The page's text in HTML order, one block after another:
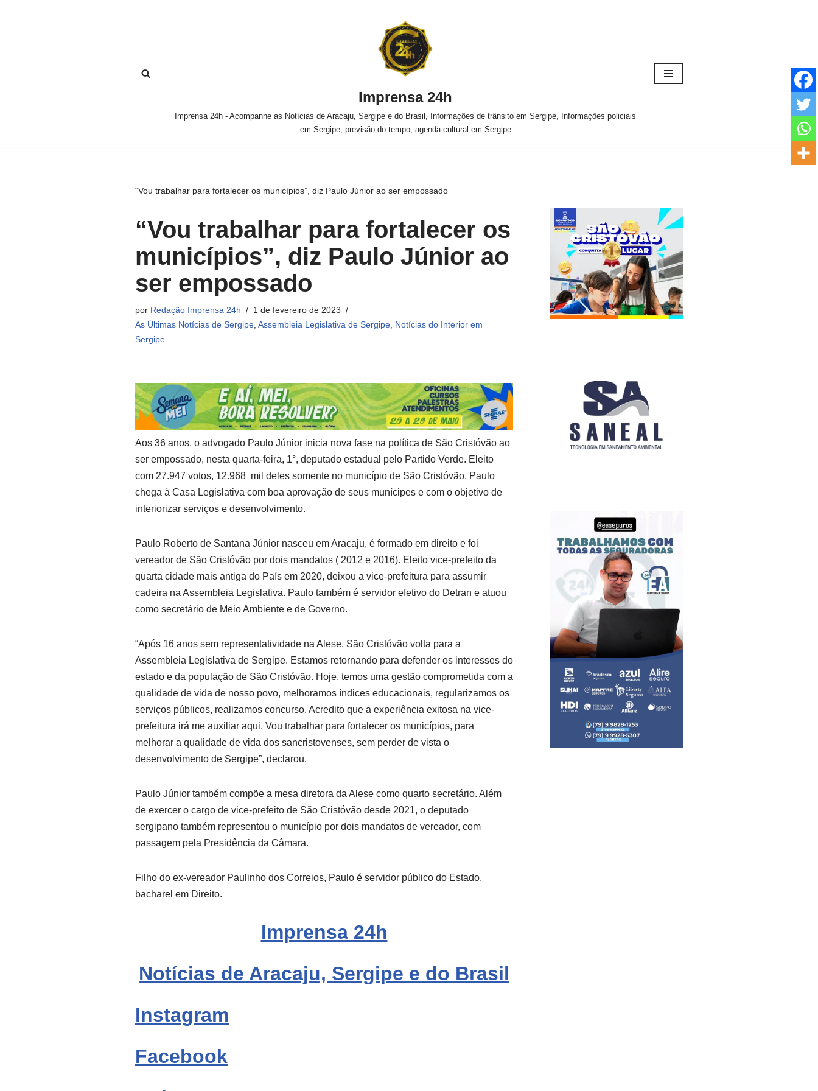
Imprensa 24h
Imprensa 24h - Acompanhe as Notícias de Aracaju, Sergipe e do Brasil, Informações de trânsito em Sergipe, Informações policiais
em Sergipe, previsão do tempo, agenda cultural em Sergipe
“Vou trabalhar para fortalecer os municípios”, diz Paulo Júnior ao ser empossado
“Vou trabalhar para fortalecer os
municípios”, diz Paulo Júnior ao
ser empossado
por Redação Imprensa 24h
1 de fevereiro de 2023
As Últimas Notícias de Sergipe Assembleia Legislativa de Sergipe Notícias do Interior em
Sergipe
Aos 36 anos, o advogado Paulo Júnior inicia nova fase na política de São Cristóvão ao
ser empossado, nesta quarta-feira, 1°, deputado estadual pelo Partido Verde. Eleito
com 27.947 votos, 12.968 mil deles somente no município de São Cristóvão, Paulo
chega à Casa Legislativa com boa aprovação de seus munícipes e com o objetivo de
interiorizar serviços e desenvolvimento.
Paulo Roberto de Santana Júnior nasceu em Aracaju, é formado em direito e foi
vereador de São Cristóvão por dois mandatos ( 2012 e 2016). Eleito vice-prefeito da
quarta cidade mais antiga do País em 2020, deixou a vice-prefeitura para assumir
cadeira na Assembleia Legislativa. Paulo também é servidor efetivo do Detran e atuou
como secretário de Meio Ambiente e de Governo.
“Após 16 anos sem representatividade na Alese, São Cristóvão volta para a
Assembleia Legislativa de Sergipe. Estamos retornando para defender os interesses do
estado e da população de São Cristóvão. Hoje, temos uma gestão comprometida com a
qualidade de vida de nosso povo, melhoramos índices educacionais, regularizamos os
serviços públicos, realizamos concurso. Acredito que a experiência exitosa na vice-
prefeitura irá me auxiliar aqui. Vou trabalhar para fortalecer os municípios, para
melhorar a qualidade de vida dos sancristovenses, sem perder de vista o
desenvolvimento de Sergipe”, declarou.
Paulo Júnior também compõe a mesa diretora da Alese como quarto secretário. Além
de exercer o cargo de vice-prefeito de São Cristóvão desde 2021, o deputado
sergipano também representou o município por dois mandatos de vereador, com
passagem pela Presidência da Câmara.
Filho do ex-vereador Paulinho dos Correios, Paulo é servidor público do Estado,
bacharel em Direito.
Imprensa 24h
Notícias de Aracaju, Sergipe e do Brasil
Instagram
Facebook